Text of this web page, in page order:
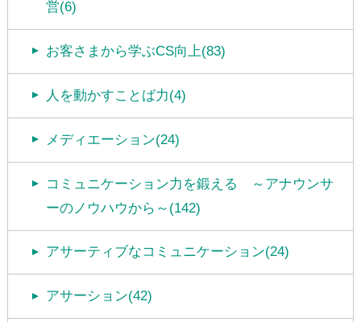
営(6)
お客さまから学ぶCS向上(83)
人を動かすことば力(4)
メディエーション(24)
コミュニケーション力を鍛える ～アナウンサ
ーのノウハウから～(142)
アサーティブなコミュニケーション(24)
アサーション(42)